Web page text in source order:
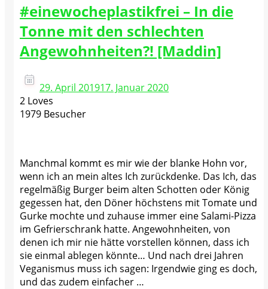
#einewocheplastikfrei – In die
Tonne mit den schlechten
Angewohnheiten?! [Maddin]
29. April 201917. Januar 2020
2 Loves
1979 Besucher
Manchmal kommt es mir wie der blanke Hohn vor,
wenn ich an mein altes Ich zurückdenke. Das Ich, das
regelmäßig Burger beim alten Schotten oder König
gegessen hat, den Döner höchstens mit Tomate und
Gurke mochte und zuhause immer eine Salami-Pizza
im Gefrierschrank hatte. Angewohnheiten, von
denen ich mir nie hätte vorstellen können, dass ich
sie einmal ablegen könnte… Und nach drei Jahren
Veganismus muss ich sagen: Irgendwie ging es doch,
und das zudem einfacher …